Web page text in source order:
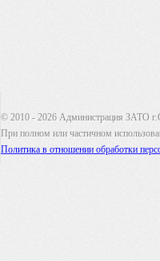
© 2010 - 2026 Администрация ЗАТО
При полном или частичном
Политика в отношении обработки